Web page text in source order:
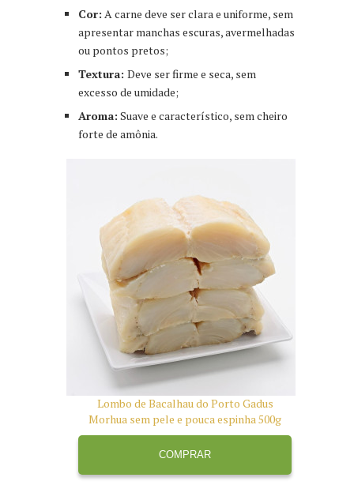
Cor: A carne deve ser clara e uniforme, sem
apresentar manchas escuras, avermelhadas
ou pontos pretos;
Textura: Deve ser firme e seca, sem
excesso de umidade;
Aroma: Suave e característico, sem cheiro
forte de amônia.
Lombo de Bacalhau do Porto Gadus
Morhua sem pele e pouca espinha 500g
COMPRAR